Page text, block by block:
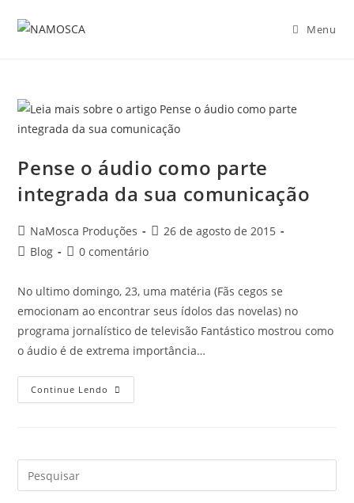
Menu
Pense o áudio como parte
integrada da sua comunicação
NaMosca Produções
26 de agosto de 2015
Blog
0 comentário
No ultimo domingo, 23, uma matéria (Fãs cegos se
emocionam ao encontrar seus ídolos das novelas) no
programa jornalístico de televisão Fantástico mostrou como
o áudio é de extrema importância…
Continue Lendo